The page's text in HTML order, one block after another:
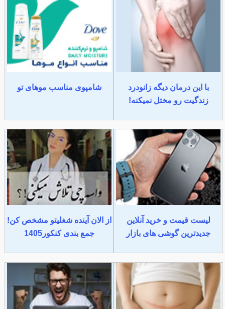
با این درمان دیگه زانودرد
زندگیت رو مختل نمیکنه!
شامپوی مناسب موهای تو
لیست قیمت و خرید آنلاین
جدیدترین گوشی های بازار
از الان آینده شغلیتو مشخص کن!
جمع بندی کنکور1405